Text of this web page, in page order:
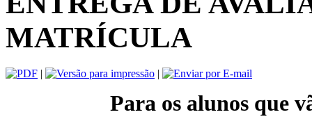
MATRÍCULA
| |
Para os alunos que